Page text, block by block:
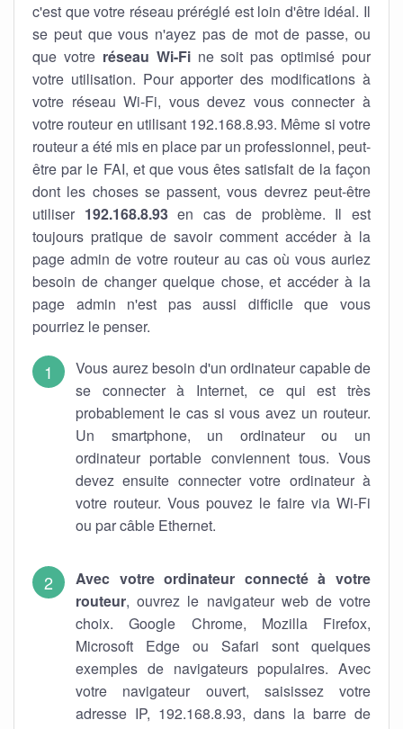
c'est que votre réseau préréglé est loin d'être idéal. Il
se peut que vous n'ayez pas de mot de passe, ou
que votre réseau Wi-Fine soit pas optimisé pour
votre utilisation. Pour apporter des modifications à
votre réseau Wi-Fi, vous devez vous connecter à
votre routeur en utilisant 192.168.8.93. Même si votre
routeur a été mis en place par un professionnel, peut-
être par le FAI, et que vous êtes satisfait de la façon
dont les choses se passent, vous devrez peut-être
utiliser 192.168.8.93en cas de problème. Il est
toujours pratique de savoir comment accéder à la
page admin de votre routeur au cas où vous auriez
besoin de changer quelque chose, et accéder à la
page admin n'est pas aussi difficile que vous
pourriez le penser.
Vous aurez besoin d'un ordinateur capable de
se connecter à Internet, ce qui est très
probablement le cas si vous avez un routeur.
Un smartphone, un ordinateur ou un
ordinateur portable conviennent tous. Vous
devez ensuite connecter votre ordinateur à
votre routeur. Vous pouvez le faire via Wi-Fi
ou par câble Ethernet.
Avec votre ordinateur connecté à votre
routeur, ouvrez le navigateur web de votre
choix. Google Chrome, Mozilla Firefox,
Microsoft Edge ou Safari sont quelques
exemples de navigateurs populaires. Avec
votre navigateur ouvert, saisissez votre
adresse IP, 192.168.8.93, dans la barre de